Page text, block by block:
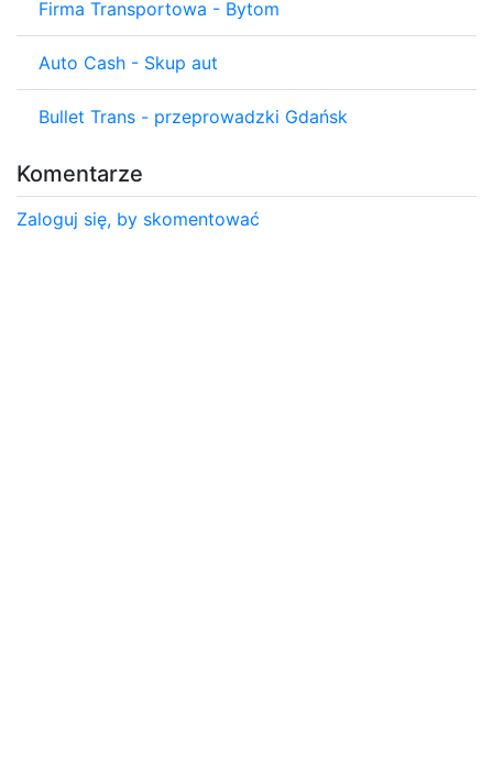
Firma Transportowa - Bytom
Auto Cash - Skup aut
Bullet Trans - przeprowadzki Gdańsk
Komentarze
Zaloguj się, by skomentować